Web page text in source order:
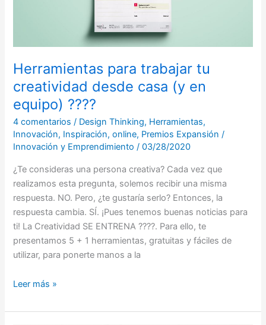
Herramientas para trabajar tu
creatividad desde casa (y en
equipo) ????
4 comentarios / Design Thinking, Herramientas,
Innovación, Inspiración,online, Premios Expansión /
Innovación y Emprendimiento/03/28/2020
¿Te consideras una persona creativa? Cada vez que
realizamos esta pregunta, solemos recibir una misma
respuesta. NO. Pero, ¿te gustaría serlo? Entonces, la
respuesta cambia. SÍ. ¡Pues tenemos buenas noticias para
ti! La Creatividad SE ENTRENA ????️. Para ello, te
presentamos 5 + 1 herramientas, gratuitas y fáciles de
utilizar, para ponerte manos a la
equipo)
????
Leer más »